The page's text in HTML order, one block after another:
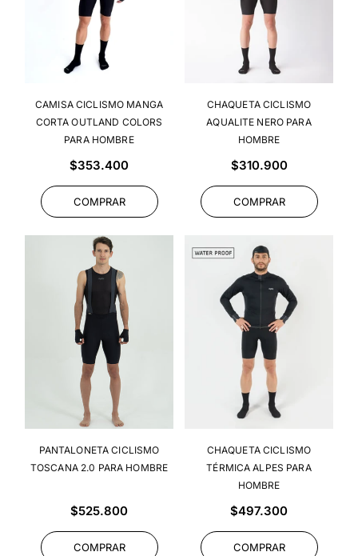
CAMISA CICLISMO MANGA
CORTA OUTLAND COLORS
PARA HOMBRE
Precio
$353.400
COMPRAR
CHAQUETA CICLISMO
AQUALITE NERO PARA
HOMBRE
Precio
$310.900
COMPRAR
PANTALONETA CICLISMO
TOSCANA 2.0 PARA HOMBRE
Precio
$525.800
COMPRAR
CHAQUETA CICLISMO
TÉRMICA ALPES PARA
HOMBRE
Precio
$497.300
COMPRAR